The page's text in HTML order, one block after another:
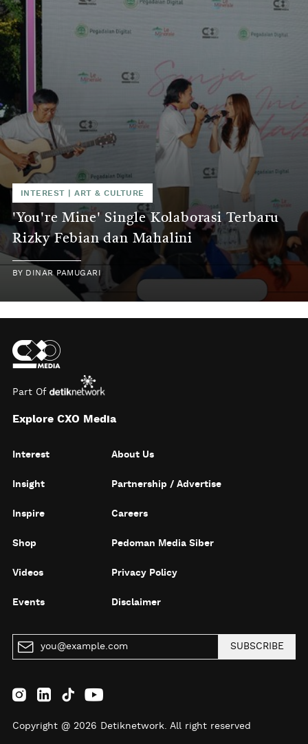
INTEREST |ART & CULTURE
'You're Mine' Single Kolaborasi Terbaru
Rizky Febian dan Mahalini
BY DINAR PAMUGARI
Part Of
Explore CXO Media
Interest
Insight
Inspire
Shop
Videos
Events
About Us
Partnership / Advertise
Careers
Pedoman Media Siber
Privacy Policy
Disclaimer
SUBSCRIBE
Copyright @ 2026 Detiknetwork. All right reserved